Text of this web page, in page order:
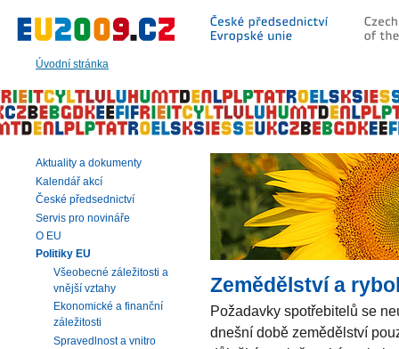
Úvodní stránka
hlavní
|
navigaci
|
vyhledávání
Zemědělství a
Požadavky spotřebitelů se
dnešní době zemědělství
Aktuality a dokumenty
Kalendář akcí
České předsednictví
Servis pro novináře
O EU
Politiky EU
Všeobecné záležitosti a
vnější vztahy
Ekonomické a finanční
záležitosti
Spravedlnost a vnitro